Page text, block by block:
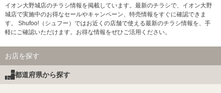
イオン大野城店のチラシ情報を掲載しています。最新のチラシで、イオン大野
城店で実施中のお得なセールやキャンペーン、特売情報をすぐに確認できま
す。 Shufoo!（シュフー）ではお近くの店舗で使える最新のチラシ情報を、手
軽にご確認いただけます。お得な情報をぜひご活用ください。
お店を探す
都道府県から探す